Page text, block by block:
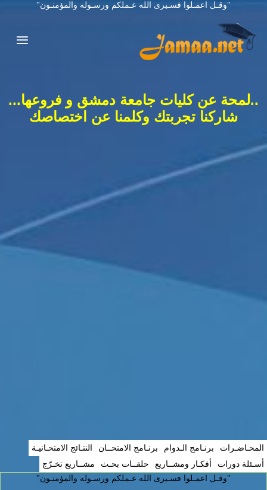
"وقـل اعمـلوا فسـيرى الله عـملكم ورسـوله والمؤمنـون"
..لمحة عن كليات جامعة دمشق و فروعها...
شاركنا تجربتك وكلمنا عن اختصاصك
المحـاضـرات برنـامج الـدوام برنـامج الامتحــان
النتـائج الامتحـانيـة
أسـئلة دورات
أفكـار ومشــاريع حلقــات بحـث
مشــاريع تخـرّج
"وقـل اعمـلوا فسـيرى الله عـملكم ورسـوله والمؤمنـون"